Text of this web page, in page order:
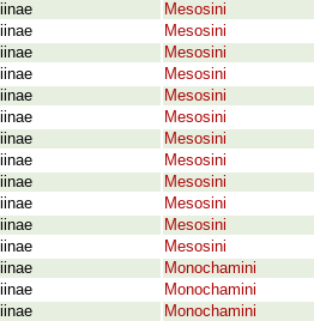
Mesosini
Mesosini
Mesosini
Mesosini
Mesosini
Mesosini
Mesosini
Mesosini
Mesosini
Mesosini
Mesosini
Mesosini
Monochamini
Monochamini
Monochamini